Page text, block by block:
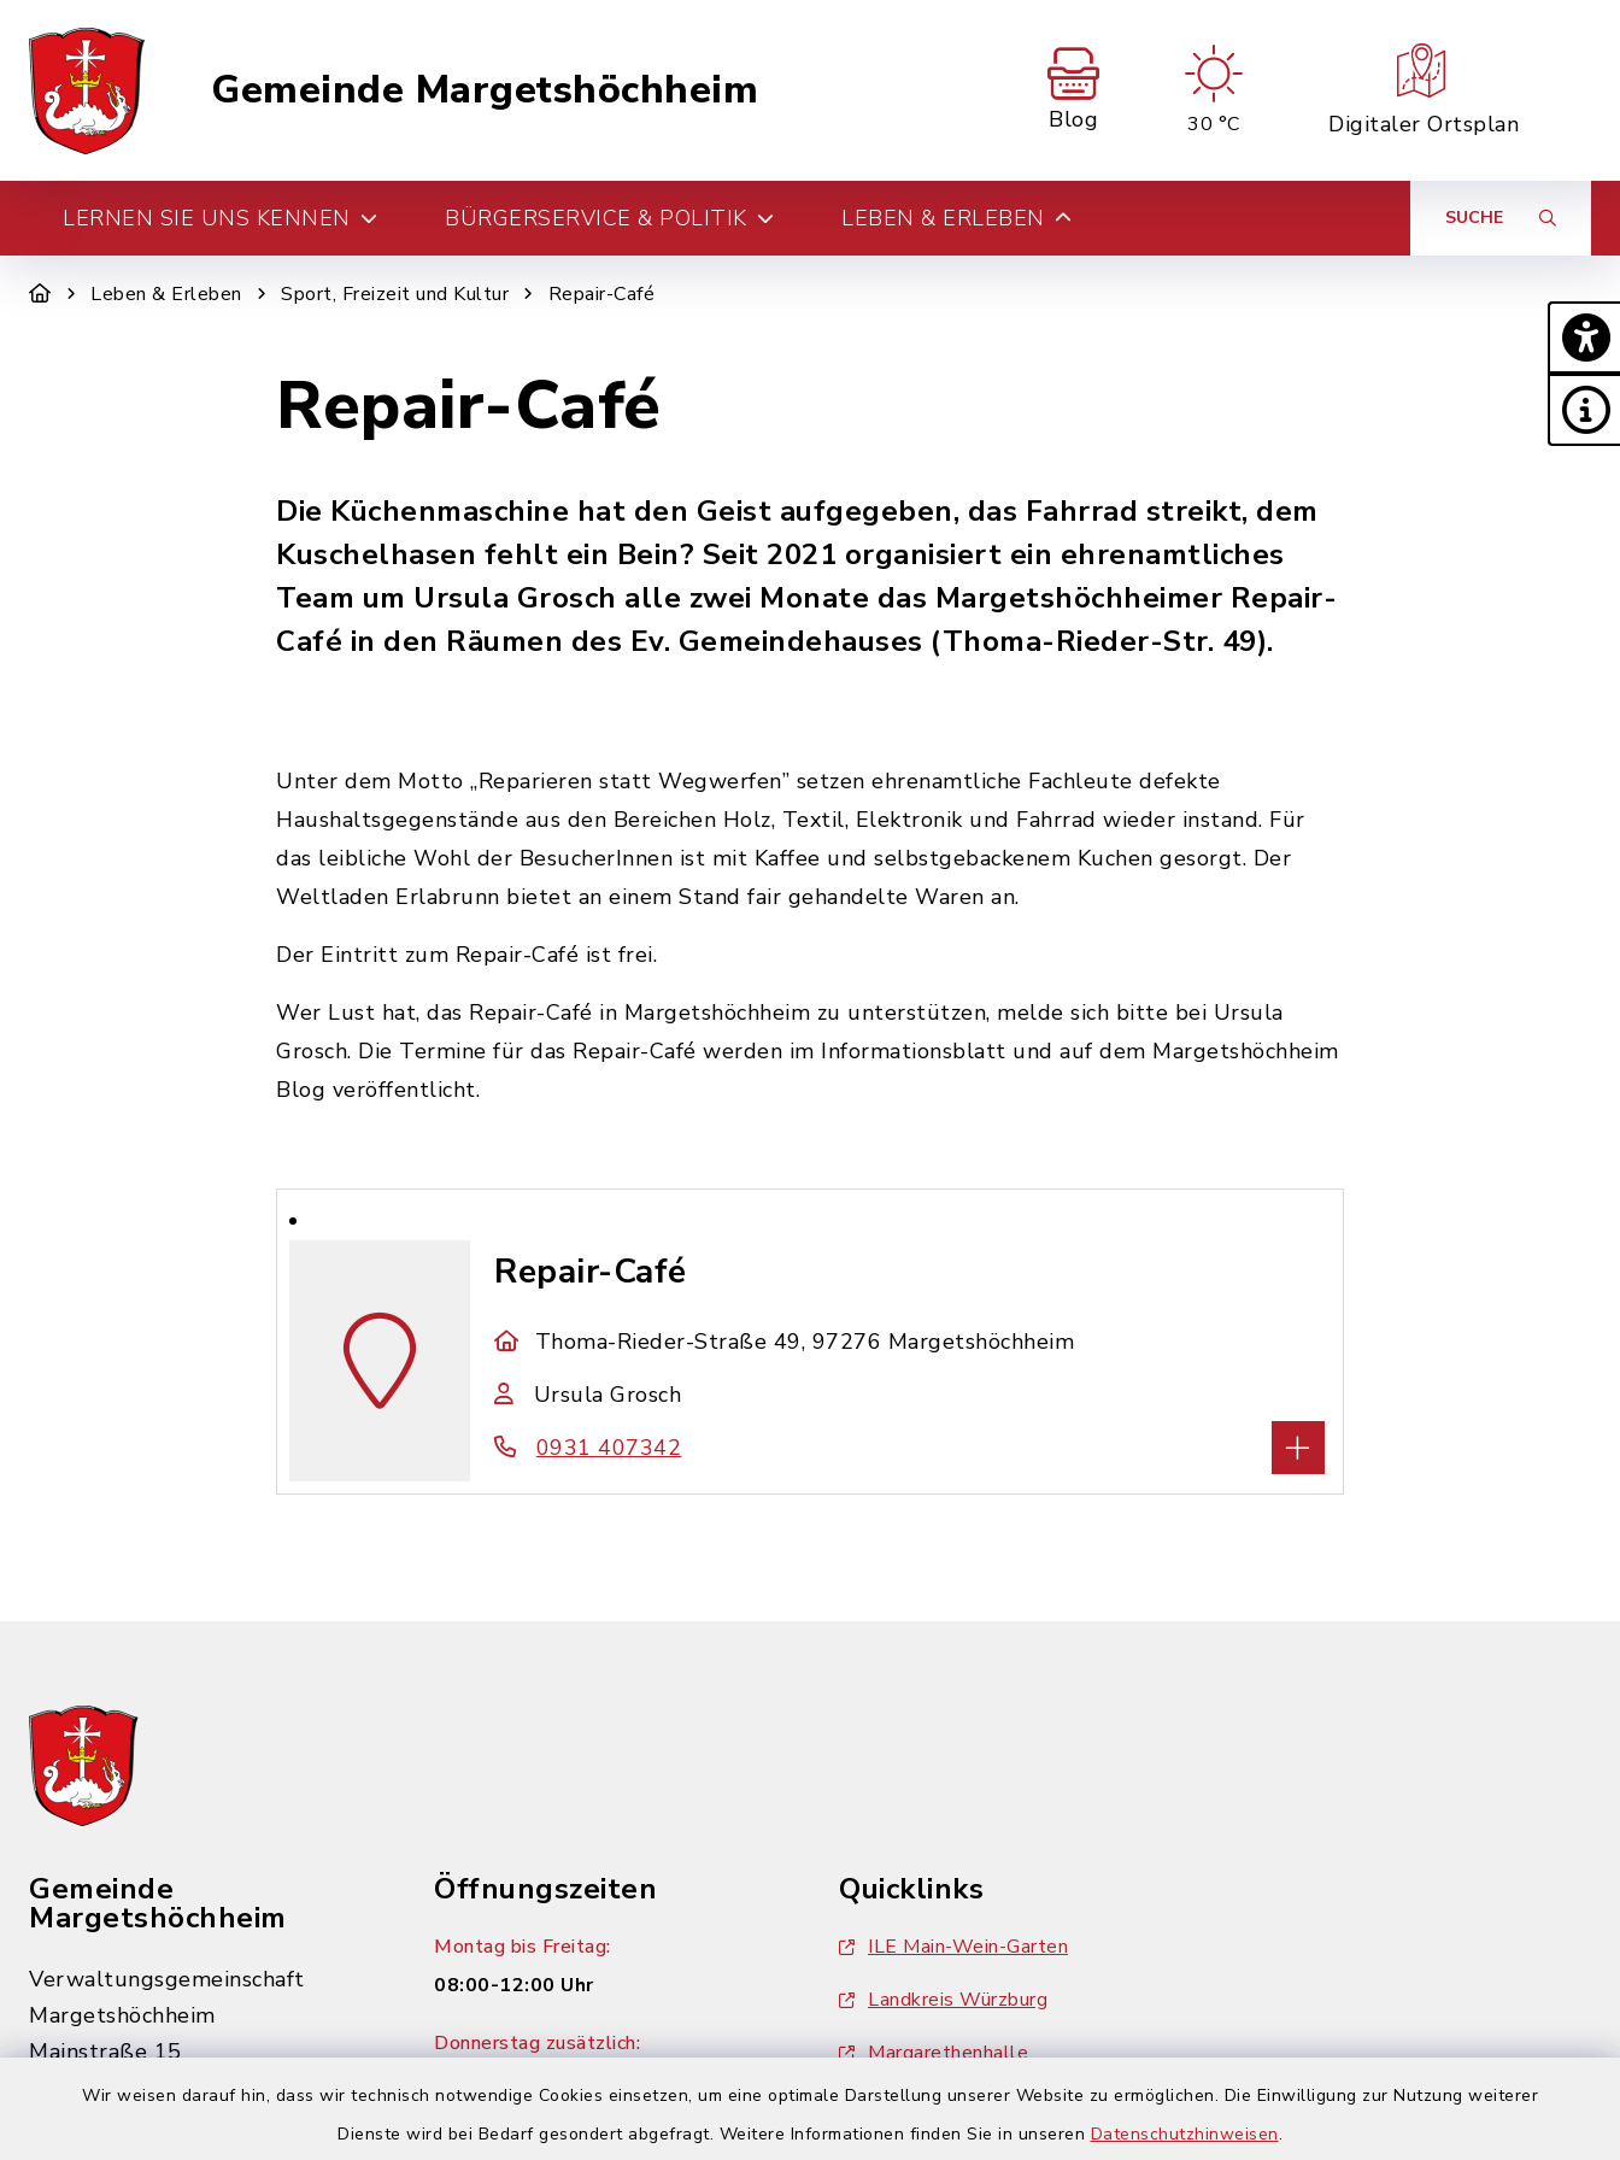
Wir weisen darauf hin, dass wir technisch notwendige Cookies einsetzen, um eine optimale Darstellung unserer Website zu ermöglichen. Die Einwilligung zur Nutzung weiterer
Dienste wird bei Bedarf gesondert abgefragt. Weitere Informationen finden Sie in unseren Datenschutzhinweisen.
Gemeinde Margetshöchheim
Blog 30 °C Digitaler Ortsplan
LERNEN SIE UNS KENNEN BÜRGERSERVICE & POLITIK LEBEN & ERLEBEN SUCHE
Leben & Erleben Sport, Freizeit und Kultur Repair-Café
Repair-Café
Die Küchenmaschine hat den Geist aufgegeben, das Fahrrad streikt, dem
Kuschelhasen fehlt ein Bein? Seit 2021 organisiert ein ehrenamtliches
Team um Ursula Grosch alle zwei Monate das Margetshöchheimer Repair-
Café in den Räumen des Ev. Gemeindehauses (Thoma-Rieder-Str. 49).
Unter dem Motto „Reparieren statt Wegwerfen” setzen ehrenamtliche Fachleute defekte
Haushaltsgegenstände aus den Bereichen Holz, Textil, Elektronik und Fahrrad wieder instand. Für
das leibliche Wohl der BesucherInnen ist mit Kaffee und selbstgebackenem Kuchen gesorgt. Der
Weltladen Erlabrunn bietet an einem Stand fair gehandelte Waren an.
Der Eintritt zum Repair-Café ist frei.
Wer Lust hat, das Repair-Café in Margetshöchheim zu unterstützen, melde sich bitte bei Ursula
Grosch. Die Termine für das Repair-Café werden im Informationsblatt und auf dem Margetshöchheim
Blog veröffentlicht.
Repair-Café
Thoma-Rieder-Straße 49, 97276 Margetshöchheim
Ursula Grosch
0931 407342
Gemeinde
Margetshöchheim
Verwaltungsgemeinschaft
Margetshöchheim
Mainstraße 15
97276 Margetshöchheim
Öffnungszeiten
Montag bis Freitag:
08:00-12:00 Uhr
Donnerstag zusätzlich:
Quicklinks
ILE Main-Wein-Garten
Landkreis Würzburg
Margarethenhalle
ZweiUferLand Tourismus